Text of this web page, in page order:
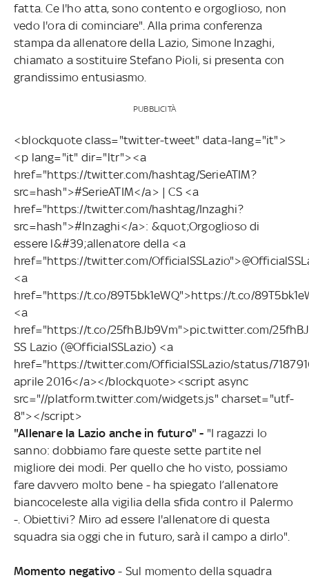
fatta. Ce l'ho atta, sono contento e orgoglioso, non
vedo l'ora di cominciare". Alla prima conferenza
stampa da allenatore della Lazio, Simone Inzaghi,
chiamato a sostituire Stefano Pioli, si presenta con
grandissimo entusiasmo.
PUBBLICITÀ
<blockquote class="twitter-tweet" data-lang="it">
<p lang="it" dir="ltr"><a
href="https://twitter.com/hashtag/SerieATIM?
src=hash">#SerieATIM</a> | CS <a
href="https://twitter.com/hashtag/Inzaghi?
src=hash">#Inzaghi</a>: &quot;Orgoglioso di
essere l&#39;allenatore della <a
href="https://twitter.com/
<a
href="https://t.co/89T5bk1eWQ">https://t.co/
<a
href="https://t.co/25fhBJb9Vm">pic.twitter.com/
SS Lazio (@OfficialSSLazio) <a
href="https://twitter.com/OfficialSSLazio/status/
aprile 2016</a></blockquote><script async
src="//platform.twitter.com/widgets.js" charset="utf-
8"></script>
"Allenare la Lazio anche in futuro" - "I ragazzi lo
sanno: dobbiamo fare queste sette partite nel
migliore dei modi. Per quello che ho visto, possiamo
fare davvero molto bene - ha spiegato l’allenatore
biancoceleste alla vigilia della sfida contro il Palermo
-. Obiettivi? Miro ad essere l'allenatore di questa
squadra sia oggi che in futuro, sarà il campo a dirlo".
Momento negativo- Sul momento della squadra